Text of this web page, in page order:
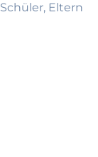
Eltern